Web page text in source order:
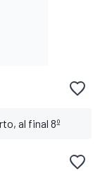
al final 8º